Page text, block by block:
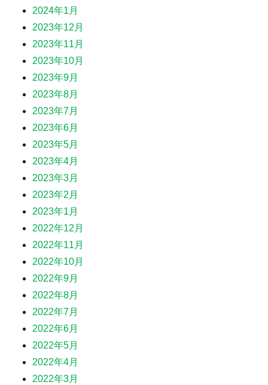
2024年1月
2023年12月
2023年11月
2023年10月
2023年9月
2023年8月
2023年7月
2023年6月
2023年5月
2023年4月
2023年3月
2023年2月
2023年1月
2022年12月
2022年11月
2022年10月
2022年9月
2022年8月
2022年7月
2022年6月
2022年5月
2022年4月
2022年3月